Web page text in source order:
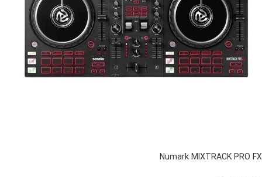
Numark MIXTRACK PRO FX